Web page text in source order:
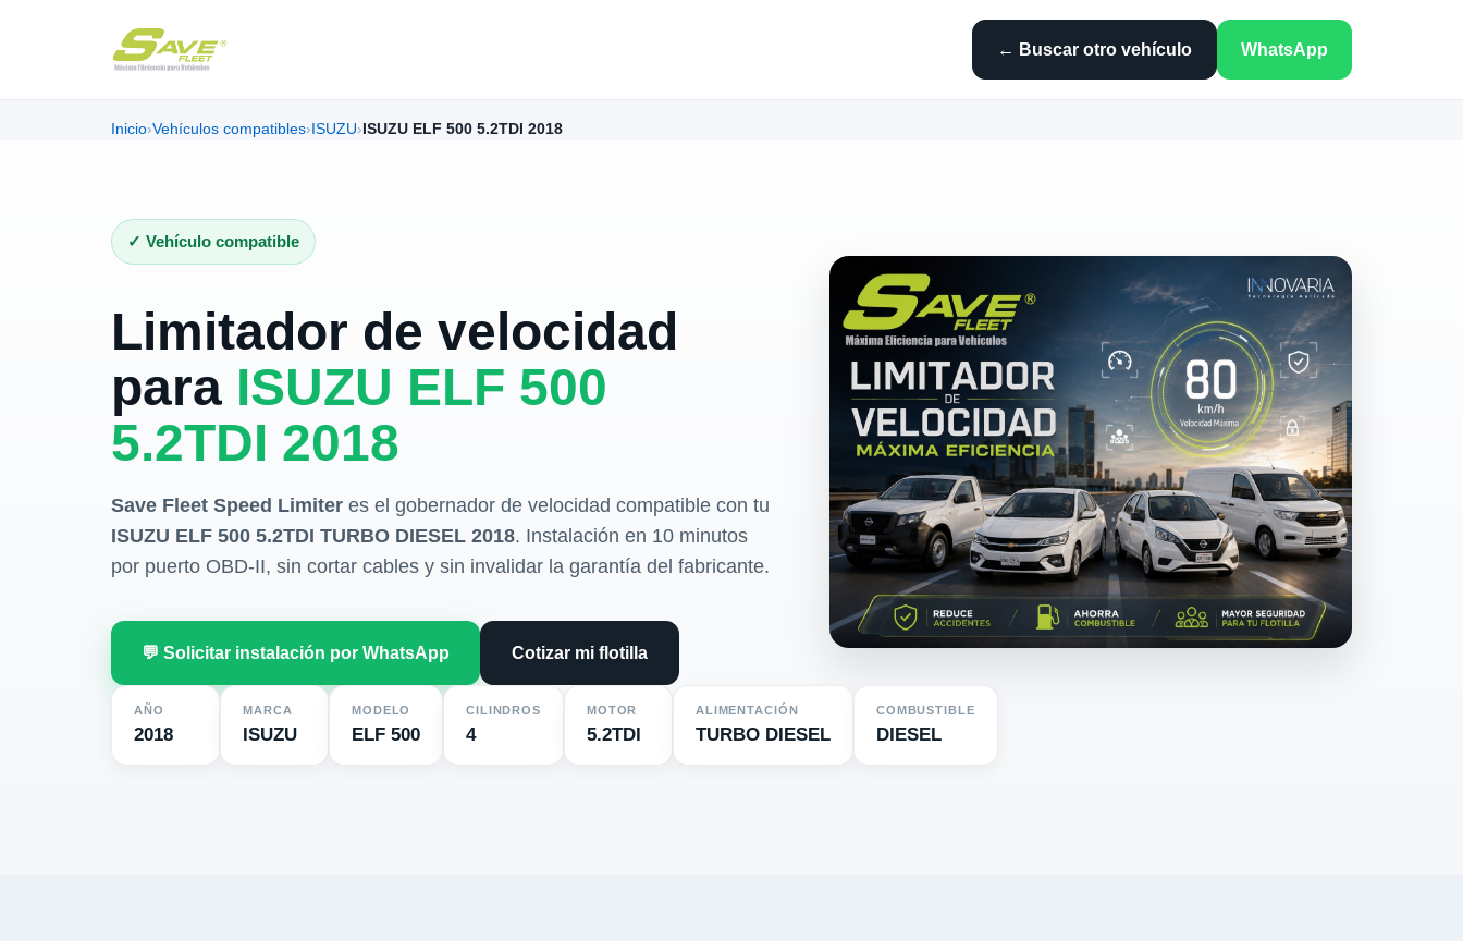
← Buscar otro vehículo WhatsApp
Inicio›Vehículos compatibles› ISUZU› ISUZU ELF 500 5.2TDI 2018
✓ Vehículo compatible
Limitador de velocidad
para ISUZU ELF 500
5.2TDI 2018
Save Fleet Speed Limiter es el gobernador de velocidad compatible con tu
ISUZU ELF 500 5.2TDI TURBO DIESEL 2018. Instalación en 10 minutos
por puerto OBD-II, sin cortar cables y sin invalidar la garantía del fabricante.
💬 Solicitar instalación por WhatsApp Cotizar mi flotilla
AÑO
2018
MARCA
ISUZU
MODELO
ELF 500
CILINDROS
4
MOTOR
5.2TDI
ALIMENTACIÓN
TURBO DIESEL
COMBUSTIBLE
DIESEL